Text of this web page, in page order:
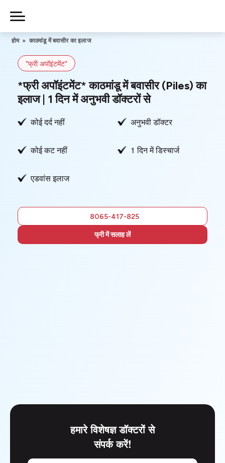
content
Piles
हमारे बारे में
हमसे संपर्क करें
फ्री में
सलाह लें
होम » काठमांडू में बवासीर का इलाज
*फ्री अपॉइंटमेंट*
*फ्री अपॉइंटमेंट* काठमांडू में बवासीर (Piles) का
इलाज | 1 दिन में अनुभवी डॉक्टरों से
कोई दर्द नहीं अनुभवी डॉक्टर
कोई कट नहीं 1 दिन में डिस्चार्ज
एडवांस इलाज
8065-417-825
फ्री में सलाह लें
हमारे विशेषज्ञ डॉक्टरों से
संपर्क करें!